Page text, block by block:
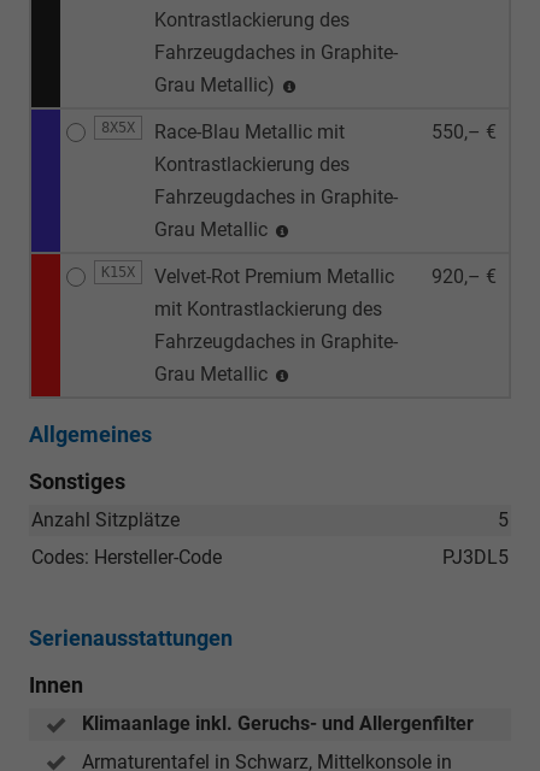
Kontrastlackierung des
Fahrzeugdaches in Graphite-
Grau Metallic)
8X5X
Race-Blau Metallic mit
Kontrastlackierung des
Fahrzeugdaches in Graphite-
Grau Metallic
550,– €
K15X
Velvet-Rot Premium Metallic
mit Kontrastlackierung des
Fahrzeugdaches in Graphite-
Grau Metallic
920,– €
Allgemeines
Sonstiges
5
Anzahl Sitzplätze
PJ3DL5
Codes: Hersteller-Code
Serienausstattungen
Innen
Klimaanlage inkl. Geruchs- und Allergenfilter
Armaturentafel in Schwarz, Mittelkonsole in